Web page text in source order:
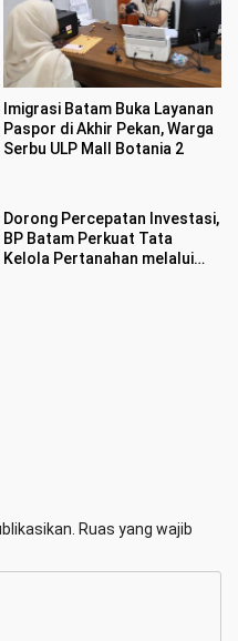
Imigrasi Batam Buka Layanan
Paspor di Akhir Pekan, Warga
Serbu ULP Mall Botania 2
Dorong Percepatan Investasi,
BP Batam Perkuat Tata
Kelola Pertanahan melalui
Ruas yang wajib